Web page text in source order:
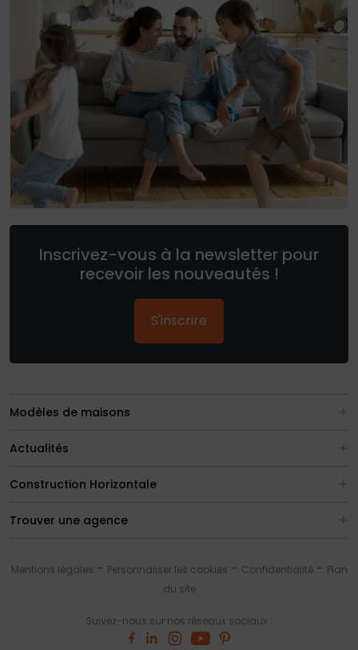
Inscrivez-vous à la newsletter pour
recevoir les nouveautés !
S'inscrire
Modèles de maisons
Actualités
Construction Horizontale
Trouver une agence
Suivez-nous sur nos réseaux sociaux :
Mentions légales Personnaliser les cookies Confidentialité
Plan
du site